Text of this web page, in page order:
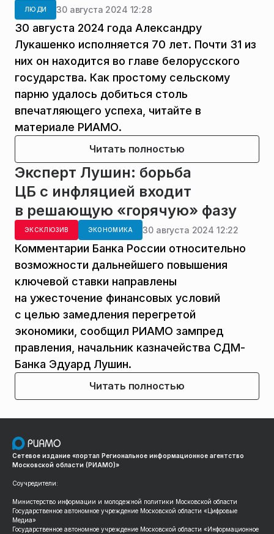
ЛЮДИ 30 августа 2024 12:28
30 августа 2024 года Александру
Лукашенко исполняется 70 лет. Почти 31 из
них он находится во главе белорусского
государства. Как простому сельскому
парню удалось добиться столь
впечатляющего успеха, читайте в
материале РИАМО.
Читать полностью
Эксперт Лушин: борьба
ЦБ с инфляцией входит
в решающую «горячую» фазу
ЭКСКЛЮЗИВ ЭКОНОМИКА 30 августа 2024 12:22
Комментарии Банка России относительно
возможности дальнейшего повышения
ключевой ставки направлены
на ужесточение финансовых условий
с целью замедления перегретой
экономики, сообщил РИАМО зампред
правления, начальник казначейства СДМ-
Банка Эдуард Лушин.
Читать полностью
Сетевое издание «портал Региональное информационное агентство
Московской области (РИАМО)»
Соучредители:
Министерство информации и молодежной политики Московской области
Государственное автономное учреждение Московской области «Цифровые
Медиа»
Государственное автономное учреждение Московской области «Информационное